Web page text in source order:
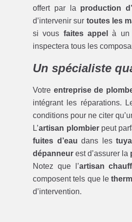
offert par la production
d’intervenir sur toutes les
si vous faites appel à un
inspectera tous les
Un spécialiste
Votre entreprise de
intégrant les réparations.
conditions pour ne citer
L’artisan plombierpeut
fuites d’eau dans les
dépanneur est d’assurer la
Notez que l’artisan
composent tels que le
d’intervention.